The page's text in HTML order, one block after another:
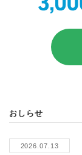
おしらせ
2026.07.13